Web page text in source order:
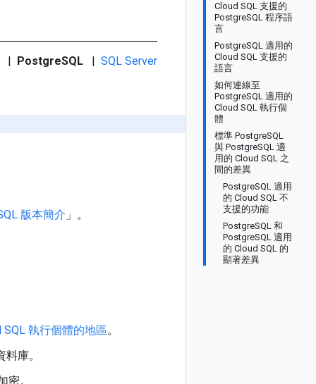
Cloud SQL 支援的
PostgreSQL 程序語
言
PostgreSQL 適用的
Cloud SQL 支援的
語言
如何連線至
PostgreSQL 適用的
Cloud SQL 執行個
體
標準 PostgreSQL
與 PostgreSQL 適
用的 Cloud SQL 之
間的差異
PostgreSQL 適用
的 Cloud SQL 不
支援的功能
PostgreSQL 和
PostgreSQL 適用
的 Cloud SQL 的
顯著差異
| PostgreSQL | SQL Server
版本簡介 」。
執行個體的地區。
庫。
。